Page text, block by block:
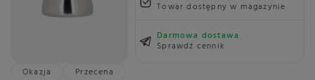
Towar dostępny w magazynie
Darmowa dostawa
Sprawdź cennik
Okazja
Przecena